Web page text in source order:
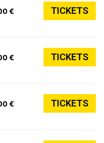
€ TICKETS
€ TICKETS
€ TICKETS